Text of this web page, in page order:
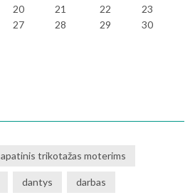
20 21 22
23
27 28 29
30
apatinis trikotažas moterims
dantys darbas